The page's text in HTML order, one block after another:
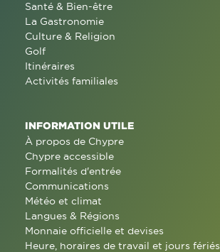
Santé & Bien-être
La Gastronomie
Culture & Religion
Golf
Itinéraires
Activités familiales
INFORMATION UTILE
À propos de Chypre
Chypre accessible
Formalités d'entrée
Communications
Météo et climat
Langues & Régions
Monnaie officielle et devises
Heure, horaires de travail et jours fériés